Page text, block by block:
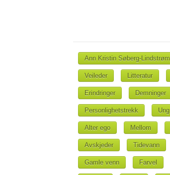
Ann Kristin Søberg-Lindstrøm
Veileder Litteratur
Erindringer Demninger
Personlighetstrekk Ung
Alter ego Mellom
Avskjeder Tidevann
Gamle venn Farvel